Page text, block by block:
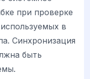
при проверке
в
Синхронизация
быть